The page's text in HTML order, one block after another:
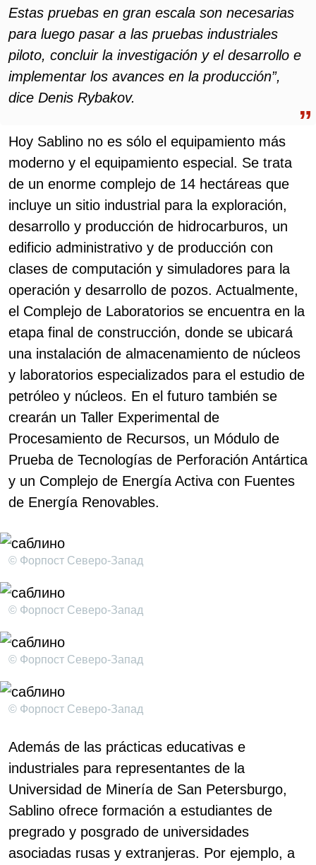
Estas pruebas en gran escala son necesarias
para luego pasar a las pruebas industriales
piloto, concluir la investigación y el desarrollo e
implementar los avances en la producción”,
dice Denis Rybakov.
Hoy Sablino no es sólo el equipamiento más
moderno y el equipamiento especial. Se trata
de un enorme complejo de 14 hectáreas que
incluye un sitio industrial para la exploración,
desarrollo y producción de hidrocarburos, un
edificio administrativo y de producción con
clases de computación y simuladores para la
operación y desarrollo de pozos. Actualmente,
el Complejo de Laboratorios se encuentra en la
etapa final de construcción, donde se ubicará
una instalación de almacenamiento de núcleos
y laboratorios especializados para el estudio de
petróleo y núcleos. En el futuro también se
crearán un Taller Experimental de
Procesamiento de Recursos, un Módulo de
Prueba de Tecnologías de Perforación Antártica
y un Complejo de Energía Activa con Fuentes
de Energía Renovables.
© Форпост Северо-Запад
© Форпост Северо-Запад
© Форпост Северо-Запад
© Форпост Северо-Запад
Además de las prácticas educativas e
industriales para representantes de la
Universidad de Minería de San Petersburgo,
Sablino ofrece formación a estudiantes de
pregrado y posgrado de universidades
asociadas rusas y extranjeras. Por ejemplo, a